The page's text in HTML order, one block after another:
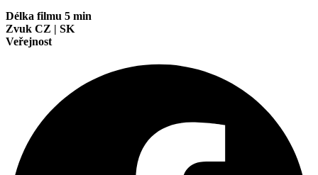
Délka filmu 5 min
Zvuk CZ | SK
Veřejnost